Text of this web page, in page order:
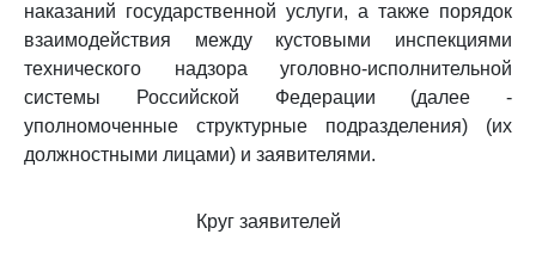
наказаний государственной услуги, а также порядок
взаимодействия между кустовыми инспекциями
технического надзора уголовно-исполнительной
системы Российской Федерации (далее -
уполномоченные структурные подразделения) (их
должностными лицами) и заявителями.
Круг заявителей